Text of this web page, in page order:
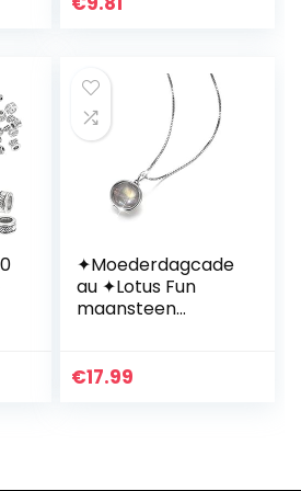
✦Moederdagcade
au ✦Lotus Fun
maansteen
maansteen
€17.99